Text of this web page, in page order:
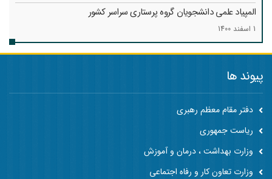
المپیاد علمی دانشجویان گروه پرستاری سراسر کشور
1 اسفند 1400
پیوند ها
دفتر مقام معظم رهبری
ریاست جمهوری
وزارت بهداشت ، درمان و آموزش
وزارت تعاون کار و رفاه اجتماعی